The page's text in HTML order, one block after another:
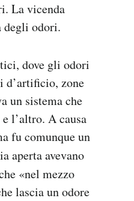
La vicenda
degli odori.
dove gli odori
d’artificio, zone
un sistema che
l’altro. A causa
fu comunque un
aperta avevano
«nel mezzo
lascia un odore